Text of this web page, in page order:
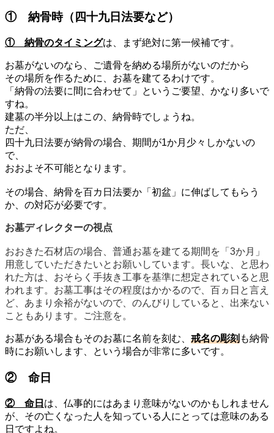
① 納骨時（四十九日法要など）
① 納骨のタイミングは、まず絶対に第一候補です。
お墓がないのなら、ご遺骨を納める場所がないのだから
その場所を作るために、お墓を建てるわけです。
「納骨の法要に間に合わせて」というご要望、かなり多いで
すね。
建墓の半分以上はこの、納骨時でしょうね。
ただ、
四十九日法要が納骨の場合、期間が1か月少々しかないの
で、
おおよそ不可能となります。
その場合、納骨を百カ日法要か「初盆」に伸ばしてもらう
か、の対応が必要です。
お墓ディレクターの視点
おおきた石材店の場合、普通お墓を建てる期間を「3か月」
用意していただきたいとお願いしています。長いな、と思わ
れた方は、おそらく手抜き工事を基準に想定されていると思
われます。お墓工事はその程度はかかるので、百ヵ日と言え
ど、あまり余裕がないので、のんびりしていると、出来ない
こともあります。ご注意を。
お墓がある場合もそのお墓に名前を刻む、 戒名の彫刻も納骨
時にお願いします、という場合が非常に多いです。
② 命日
② 命日 は、仏事的にはあまり意味がないのかもしれません
が、その亡くなった人を知っている人にとっては意味のある
日ですよね。